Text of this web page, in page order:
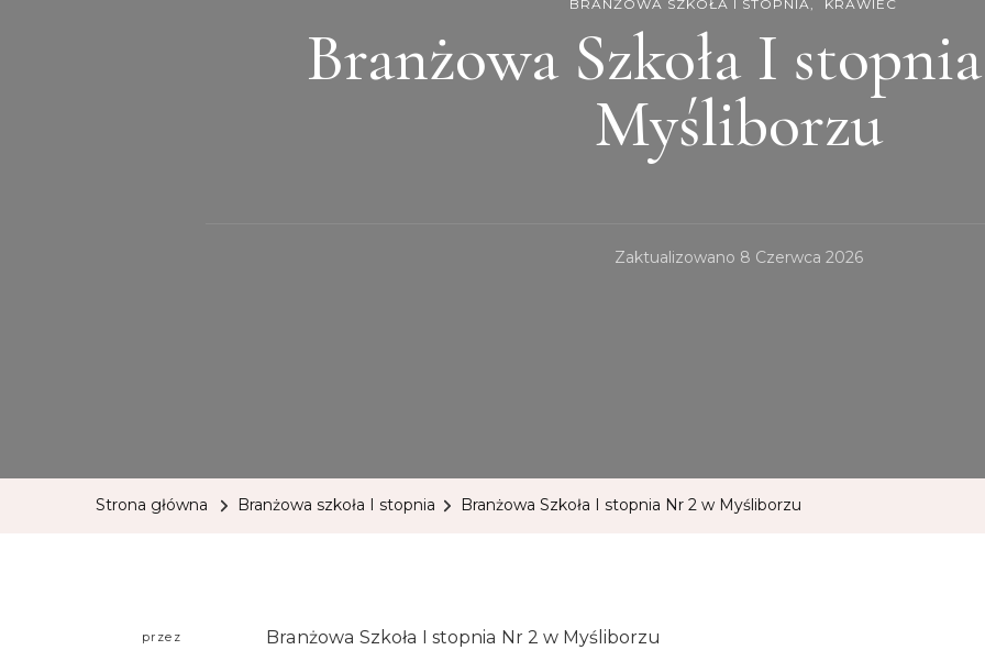
BRANŻOWA SZKOŁA I STOPNIA KRAWIEC
Branżowa Szkoła I
Myśliborzu
Zaktualizowano 8 Czerwca 2026
Strona główna Branżowa szkoła I stopnia Branżowa Szkoła I stopnia Nr 2 w Myśliborzu
przez Branżowa Szkoła I stopnia Nr 2 w Myśliborzu